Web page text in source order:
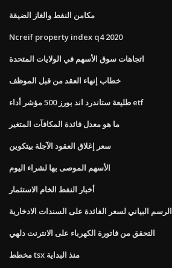
مكامن النفط والغاز الضيقة
Ncreif property index q4 2020
اتجاهات سوق الأسهم في الولايات المتحدة
خطاب إنهاء العقد من قبل الموظف
طليعة ستاندرد اند بورز 500 مؤشر أداء etf
ما هو معدل فائدة المكافآت المتغير
سعر إغلاق العقود الآجلة بيتكوين
الأسهم الموصى بها لشراء اليوم
أخبار النفط الخام الاستثمار
الرسم البياني لسعر الفائدة على السندات الادخارية
التحقق من فاتورة الكهرباء على الانترنت دلهي
مخطط tsx منذ البداية